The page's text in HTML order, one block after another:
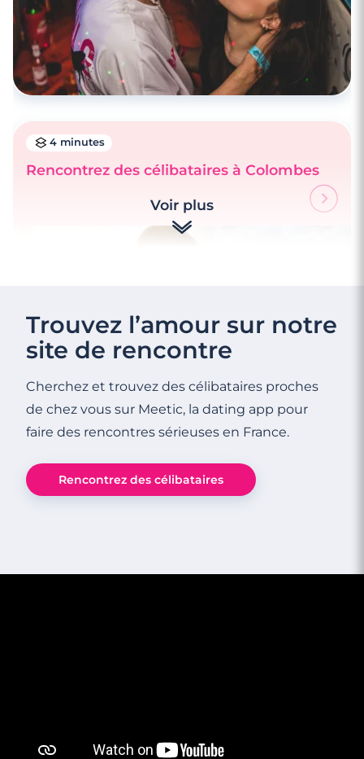
Rencontre à Clamart
4 minutes
Rencontrez des célibataires à Colombes
3 minutes
Voir plus
Trouvez l’amour sur notre
site de rencontre
Cherchez et trouvez des célibataires proches
de chez vous sur Meetic, la dating app pour
faire des rencontres sérieuses en France.
Rencontrez des célibataires